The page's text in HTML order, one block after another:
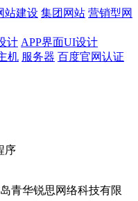
站建设 集团网站 营销型网
计 APP界面UI设计
机 服务器 百度官网认证
青华锐思网络科技有限